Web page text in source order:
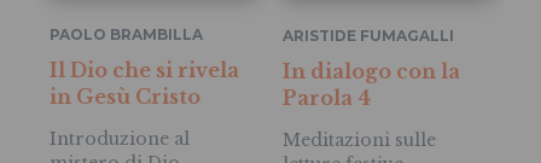
PAOLO BRAMBILLA
Il Dio che si rivela
in Gesù Cristo
Introduzione al
ARISTIDE FUMAGALLI
In dialogo con la
Parola 4
Meditazioni sulle